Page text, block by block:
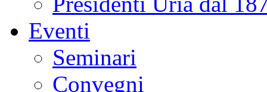
Eventi
Seminari
Convegni